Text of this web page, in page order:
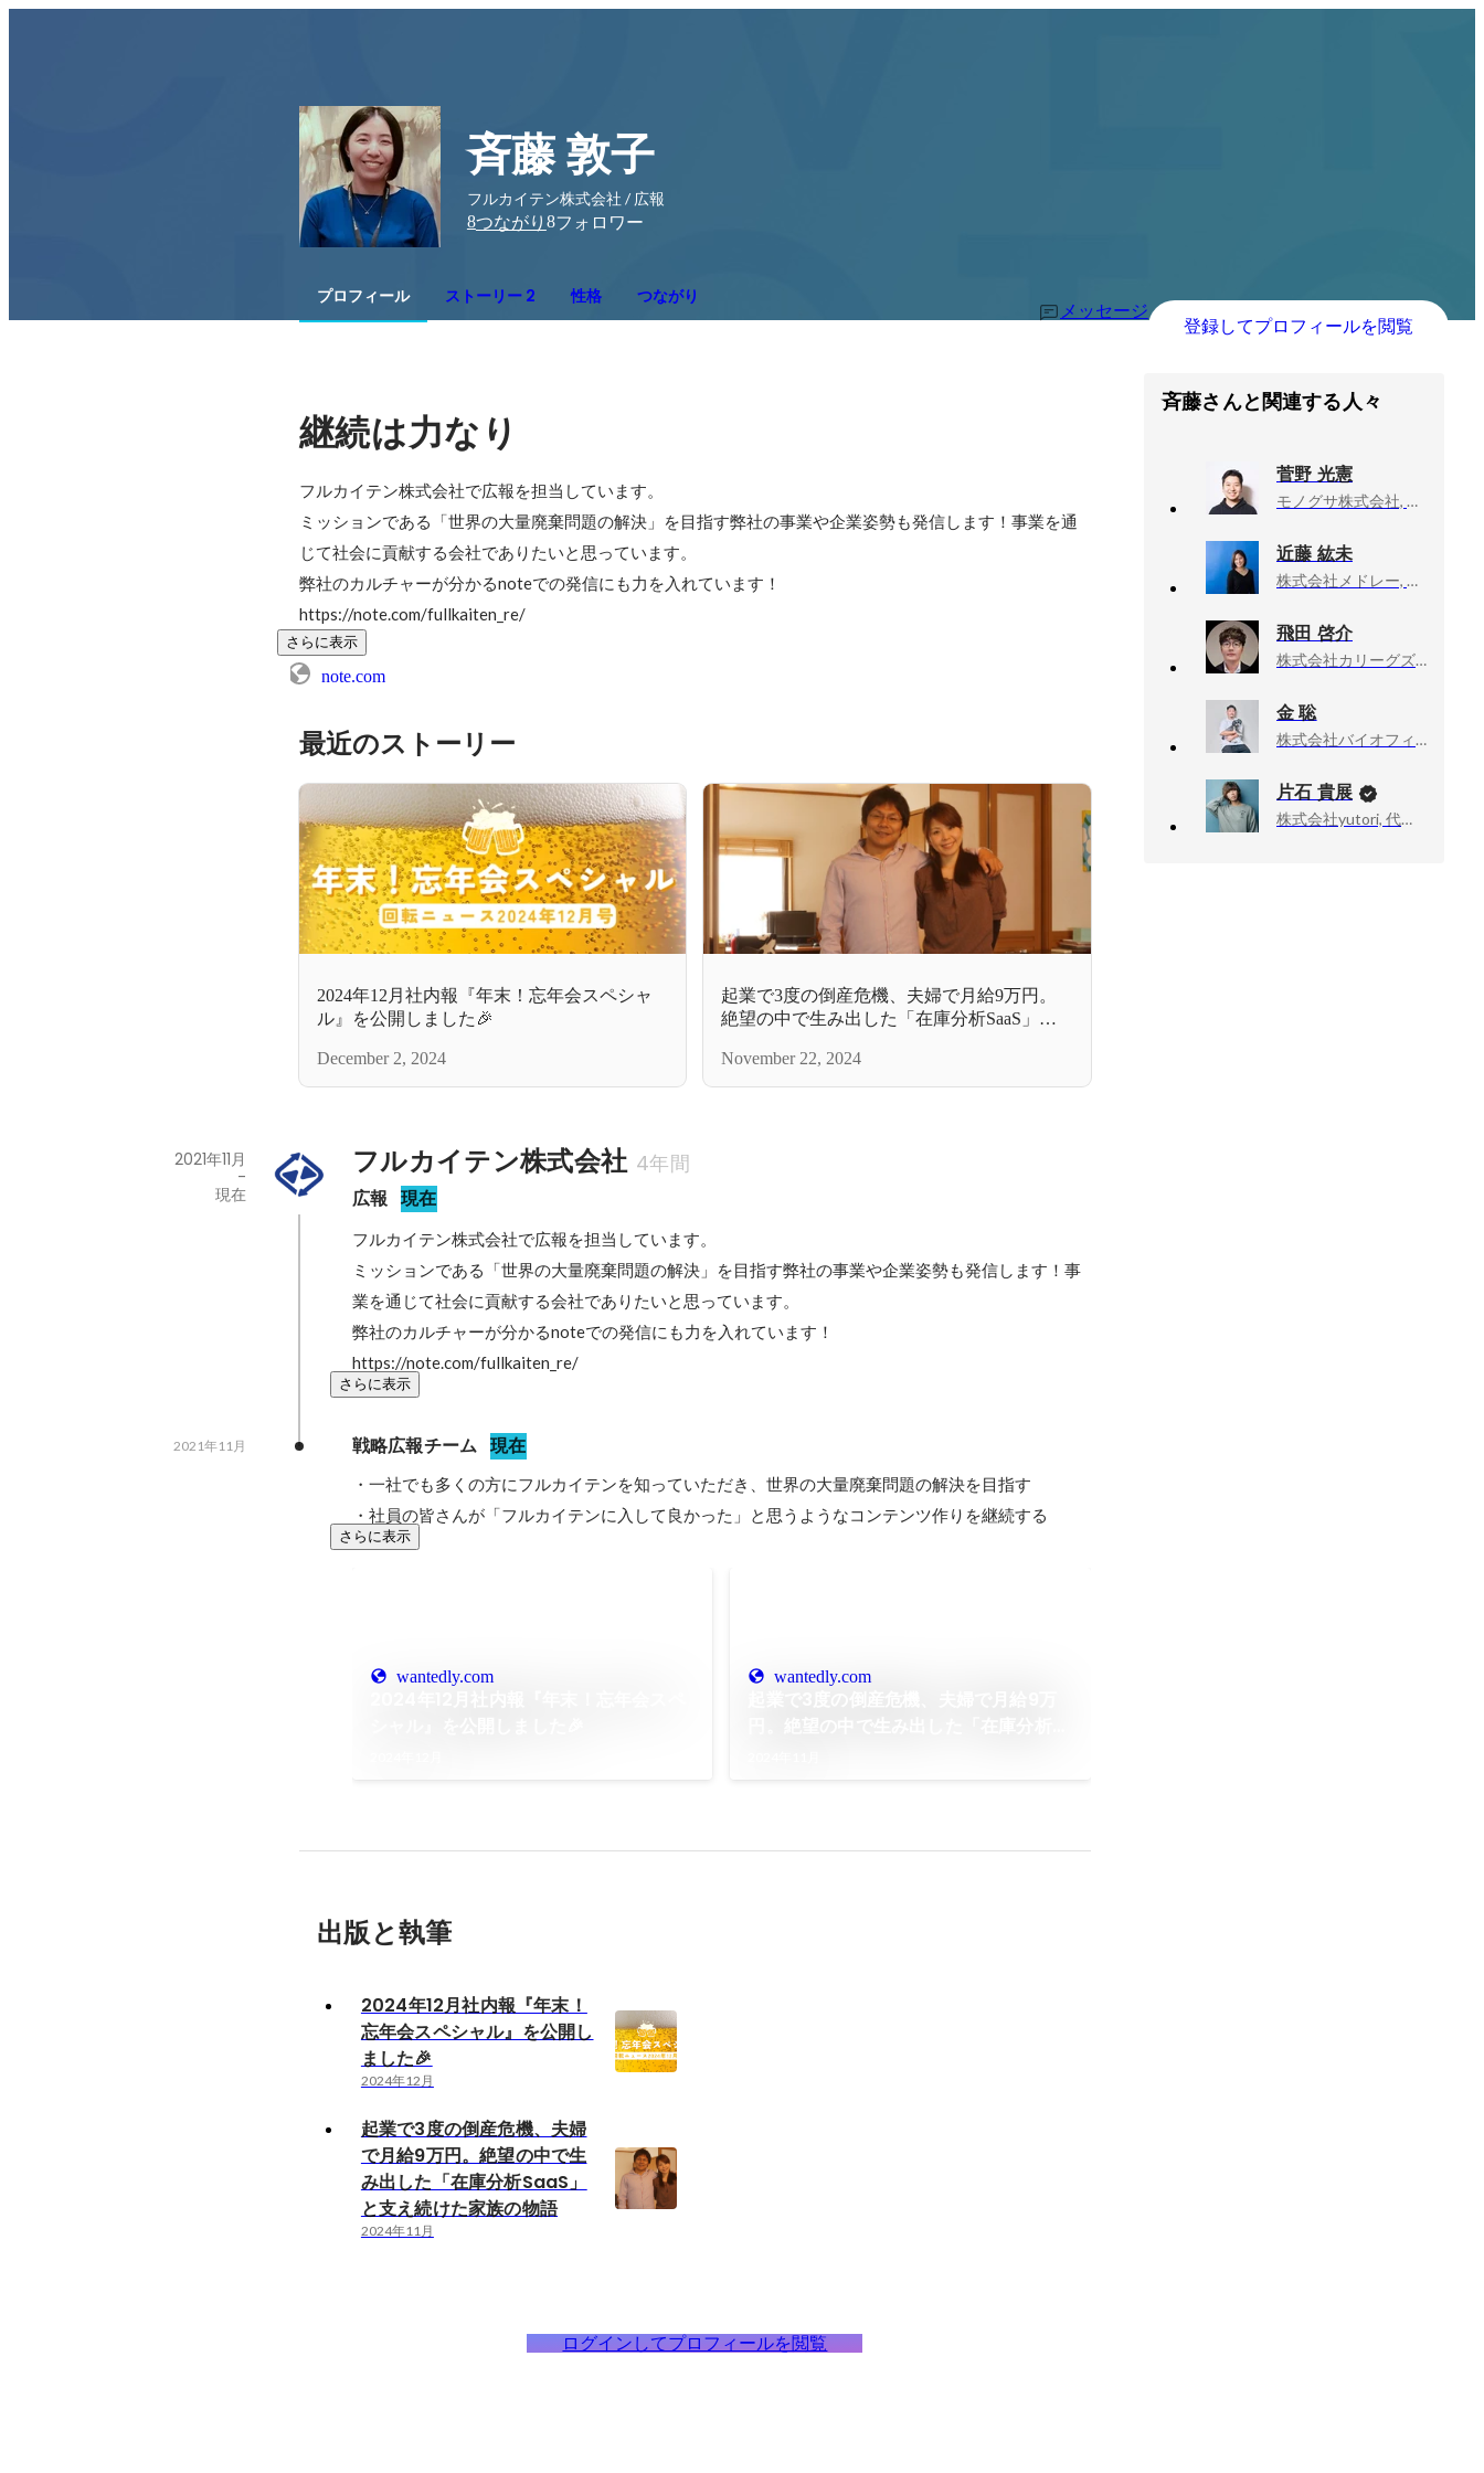
斉藤 敦子
フルカイテン株式会社 / 広報
8つながり 8フォロワー
プロフィール ストーリー 2 性格 つながり
メッセージ
登録してプロフィールを閲覧
継続は力なり
フルカイテン株式会社で広報を担当しています。
ミッションである「世界の大量廃棄問題の解決」を目指す弊社の事業や企業姿勢も発信します！事業を通
じて社会に貢献する会社でありたいと思っています。
弊社のカルチャーが分かるnoteでの発信にも力を入れています！
https://note.com/fullkaiten_re/
さらに表示
note.com
最近のストーリー
2024年12月社内報『年末！忘年会スペシャ
ル』を公開しました🎉
December 2, 2024
起業で3度の倒産危機、夫婦で月給9万円。
絶望の中で生み出した「在庫分析SaaS」と
November 22, 2024
フルカイテン株式会社 4年間
広報 現在
2021年11月
-
現在
フルカイテン株式会社で広報を担当しています。
ミッションである「世界の大量廃棄問題の解決」を目指す弊社の事業や企業姿勢も発信します！事
業を通じて社会に貢献する会社でありたいと思っています。
弊社のカルチャーが分かるnoteでの発信にも力を入れています！
https://note.com/fullkaiten_re/
さらに表示
戦略広報チーム 現在
2021年11月
・一社でも多くの方にフルカイテンを知っていただき、世界の大量廃棄問題の解決を目指す
・社員の皆さんが「フルカイテンに入して良かった」と思うようなコンテンツ作りを継続する
さらに表示
wantedly.com wantedly.com
出版と執筆
2024年12月社内報『年末！
忘年会スペシャル』を公開し
ました🎉
2024年12月
起業で3度の倒産危機、夫婦
で月給9万円。絶望の中で生
み出した「在庫分析SaaS」
と支え続けた家族の物語
2024年11月
ログインしてプロフィールを閲覧
斉藤さんと関連する人々
菅野 光憲
モノグサ株式会社, HR Group マネージャー
近藤 紘未
株式会社メドレー, 広報室
飛田 啓介
株式会社カリーグズ, 取締役COO
金 聡
株式会社バイオフィリア, 人事部長
片石 貴展
株式会社yutori, 代表取締役社長